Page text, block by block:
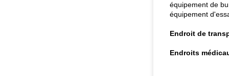
équipement de
équipement
Endroit de
Endroits